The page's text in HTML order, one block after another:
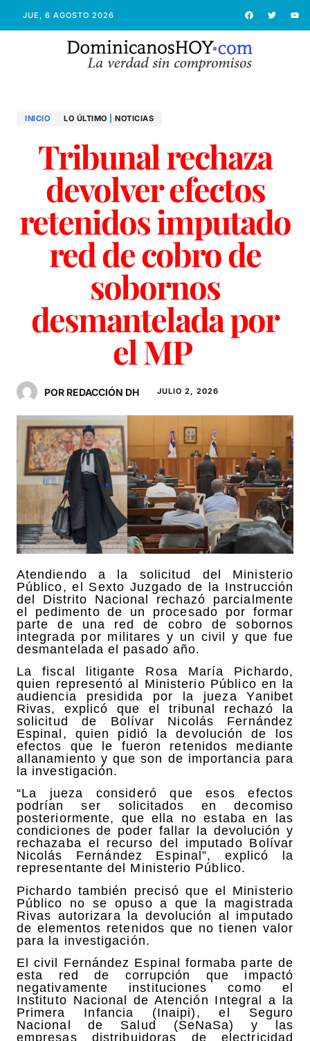
JUE, 6 AGOSTO 2026
INICIO LO ÚLTIMO NOTICIAS
Tribunal rechaza
devolver efectos
retenidos imputado
red de cobro de
sobornos
desmantelada por
el MP
POR REDACCIÓN DH JULIO 2, 2026
Atendiendo a la solicitud del Ministerio
Público, el Sexto Juzgado de la Instrucción
del Distrito Nacional rechazó parcialmente
el pedimento de un procesado por formar
parte de una red de cobro de sobornos
integrada por militares y un civil y que fue
desmantelada el pasado año.
La fiscal litigante Rosa María Pichardo,
quien representó al Ministerio Público en la
audiencia presidida por la jueza Yanibet
Rivas, explicó que el tribunal rechazó la
solicitud de Bolívar Nicolás Fernández
Espinal, quien pidió la devolución de los
efectos que le fueron retenidos mediante
allanamiento y que son de importancia para
la investigación.
“La jueza consideró que esos efectos
podrían ser solicitados en decomiso
posteriormente, que ella no estaba en las
condiciones de poder fallar la devolución y
rechazaba el recurso del imputado Bolívar
Nicolás Fernández Espinal”, explicó la
representante del Ministerio Público.
Pichardo también precisó que el Ministerio
Público no se opuso a que la magistrada
Rivas autorizara la devolución al imputado
de elementos retenidos que no tienen valor
para la investigación.
El civil Fernández Espinal formaba parte de
esta red de corrupción que impactó
negativamente instituciones como el
Instituto Nacional de Atención Integral a la
Primera Infancia (Inaipi), el Seguro
Nacional de Salud (SeNaSa) y las
empresas distribuidoras de electricidad